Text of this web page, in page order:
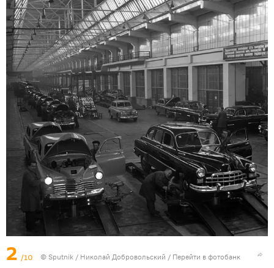
2 /10 © Sputnik / Николай Добровольский / Перейти в фотобанк